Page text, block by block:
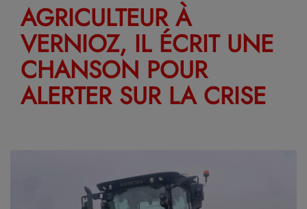
AGRICULTEUR À
VERNIOZ, IL ÉCRIT UNE
CHANSON POUR
ALERTER SUR LA CRISE